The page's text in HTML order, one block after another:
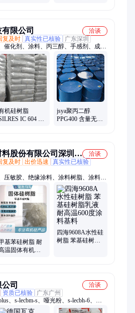
限公司
洽谈
复及时 真实性已核验
广东深圳
催化剂、涂料、丙三醇、手感剂、成核
模剂、半导体、清洗剂、粘合剂、紫胶
、光扩散剂、硅乳液、有机硅微球、氟
机硅树脂
IC 604 耐
jsya聚丙二醇
PPG400 含量无色
股份有限公司深圳分
洽谈
复及时 出价迅速
真实性已核验
压敏胶、绝缘涂料、涂料树脂、涂料基
热材料、羟基硅油、防指纹油、二甲硅
油、塑料脱模剂、塑料添加剂、高温润
灌封胶、塑胶改性剂、阻尼润滑油、硅
结构控制剂、缓降阻尼脂
基苯硅树脂 耐
温固体有机硅
四海9608A水性硅
树脂 苯基硅树脂
司
洽谈
资质已核验
广东广州
、s-lecbm-s、哑光粉、s-lecbh-6、纤
、高色素、s-lecks-5、聚氨酯、s-lecbl-